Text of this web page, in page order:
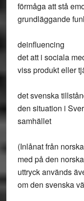
förmåga att stå
grundläggande
deinfluencing
det att i sociala
viss produkt eller
det svenska
den situation i
samhället
(Inlånat från
med på den
uttryck används
om den svenska